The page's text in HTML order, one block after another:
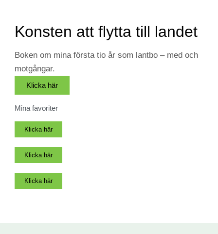
Konsten att flytta till landet
Boken om mina första tio år som lantbo – med och
motgångar.
Klicka här
Mina favoriter
Klicka här
Klicka här
Klicka här